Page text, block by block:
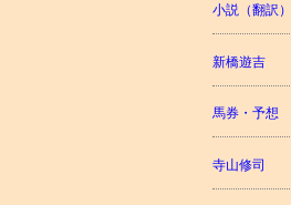
小説（翻訳）
新橋遊吉
馬券・予想
寺山修司